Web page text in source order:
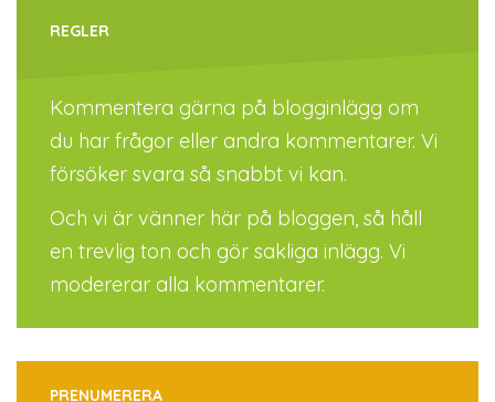
REGLER
Kommentera gärna på blogginlägg om
du har frågor eller andra kommentarer. Vi
försöker svara så snabbt vi kan.
Och vi är vänner här på bloggen, så håll
en trevlig ton och gör sakliga inlägg. Vi
modererar alla kommentarer.
PRENUMERERA